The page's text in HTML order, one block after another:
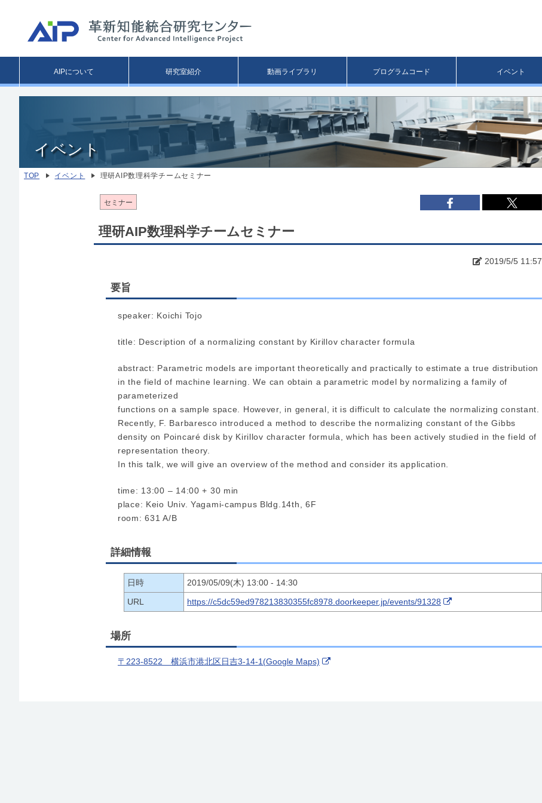
移
動
AIPについて 研究室紹介 動画ライブラリ プログラムコード イベント
イベント
TOP イベント 理研AIP数理科学チームセミナー
セミナー
理研AIP数理科学チームセミナー
2019/5/5 11:57
要旨
speaker: Koichi Tojo
title: Description of a normalizing constant by Kirillov character formula
abstract: Parametric models are important theoretically and practically to estimate a true distribution
in the field of machine learning. We can obtain a parametric model by normalizing a family of
parameterized
functions on a sample space. However, in general, it is difficult to calculate the normalizing constant.
Recently, F. Barbaresco introduced a method to describe the normalizing constant of the Gibbs
density on Poincaré disk by Kirillov character formula, which has been actively studied in the field of
representation theory.
In this talk, we will give an overview of the method and consider its application.
time: 13:00 – 14:00 + 30 min
place: Keio Univ. Yagami-campus Bldg.14th, 6F
room: 631 A/B
詳細情報
日時 2019/05/09(木) 13:00 - 14:30
URL https://c5dc59ed978213830355fc8978.doorkeeper.jp/events/91328
場所
〒223-8522 横浜市港北区日吉3-14-1(Google Maps)